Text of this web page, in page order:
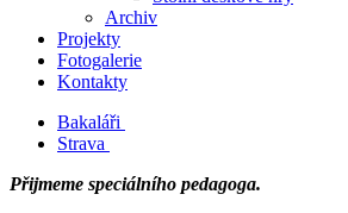
Archiv
Projekty
Fotogalerie
Kontakty
Bakaláři
Strava
Přijmeme speciálního pedagoga.